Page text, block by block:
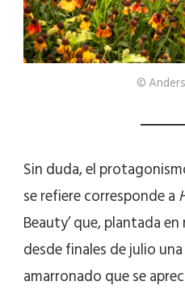
©
Sin duda, el
se refiere corresponde a
Beauty’ que, plantada
desde finales de julio
amarronado que se